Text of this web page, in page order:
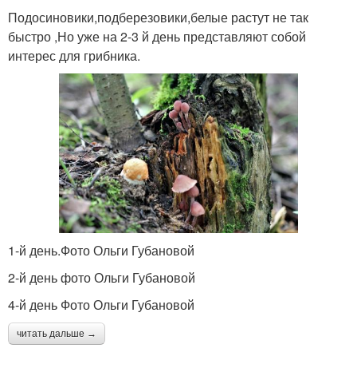
Подосиновики,подберезовики,белые растут не так
быстро ,Но уже на 2-3 й день представляют собой
интерес для грибника.
1-й день.Фото Ольги Губановой
2-й день фото Ольги Губановой
4-й день Фото Ольги Губановой
читать дальше →